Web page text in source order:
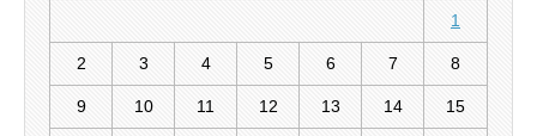
1
2 3 4 5 6 7 8
9 10 11 12 13 14 15